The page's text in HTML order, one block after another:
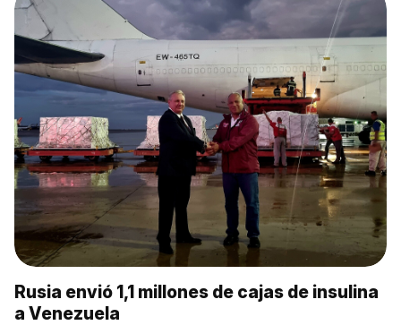
Rusia envió 1,1 millones de cajas de insulina
a Venezuela